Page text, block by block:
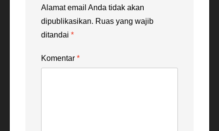
Alamat email Anda tidak akan
dipublikasikan. Ruas yang wajib
ditandai *
Komentar *